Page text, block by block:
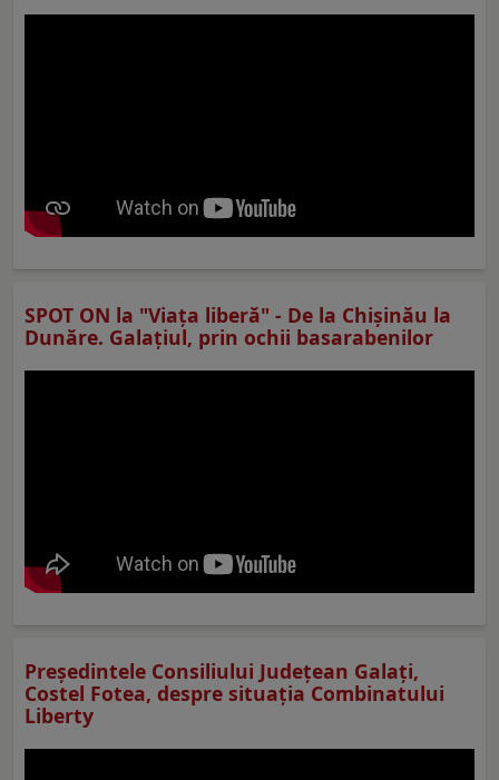
SPOT ON la "Viaţa liberă" - De la Chișinău la
Dunăre. Galațiul, prin ochii basarabenilor
Preşedintele Consiliului Judeţean Galaţi,
Costel Fotea, despre situaţia Combinatului
Liberty